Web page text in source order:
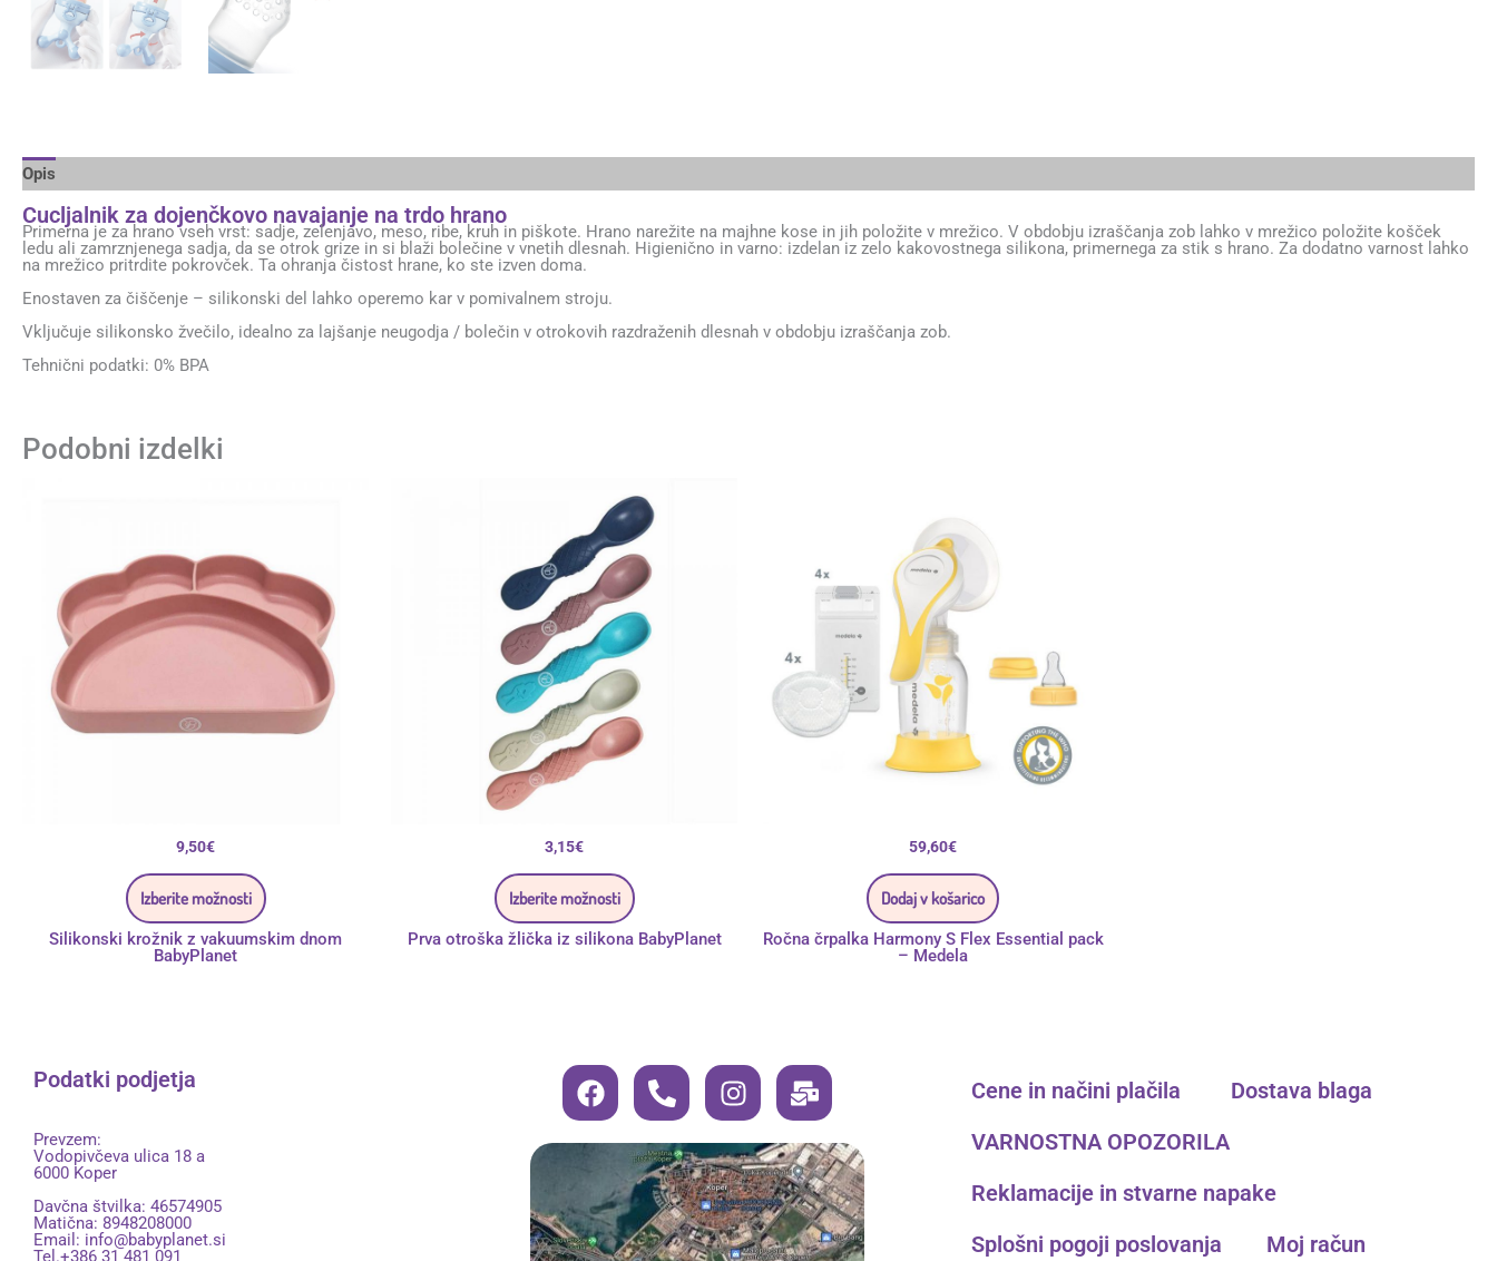
Opis
Cucljalnik za dojenčkovo navajanje na trdo hrano
Primerna je za hrano vseh vrst: sadje, zelenjavo, meso, ribe, kruh in piškote. Hrano narežite na majhne kose in jih položite v mrežico. V obdobju izraščanja zob lahko v mrežico položite košček
ledu ali zamrznjenega sadja, da se otrok grize in si blaži bolečine v vnetih dlesnah. Higienično in varno: izdelan iz zelo kakovostnega silikona, primernega za stik s hrano. Za dodatno varnost lahko
na mrežico pritrdite pokrovček. Ta ohranja čistost hrane, ko ste izven doma.
Enostaven za čiščenje – silikonski del lahko operemo kar v pomivalnem stroju.
Vključuje silikonsko žvečilo, idealno za lajšanje neugodja / bolečin v otrokovih razdraženih dlesnah v obdobju izraščanja zob.
Tehnični podatki: 0% BPA
Podobni izdelki
9,50€
Izberite možnosti
Možnosti
lahko
izberete
na
strani
izdelka
Silikonski krožnik z vakuumskim dnom
BabyPlanet
3,15€
Izberite možnosti
izdelek
ima
več
različic.
Možnosti
lahko
na
strani
izdelka
Prva otroška žlička iz silikona BabyPlanet
59,60€
Dodaj v košarico
Ročna črpalka Harmony S Flex Essential pack
– Medela
Podatki podjetja
Prevzem:
Vodopivčeva ulica 18 a
6000 Koper
Davčna štvilka: 46574905
Matična: 8948208000
Email: info@babyplanet.si
Tel.+386 31 481 091
F
a
e
o
o
h
n
e
-
a
I
n
t
a
g
r
M
a
l
-
b
u
Cene in načini plačila ​
Dostava blaga
VARNOSTNA OPOZORILA
Reklamacije in stvarne napake
Splošni pogoji poslovanja
Moj račun